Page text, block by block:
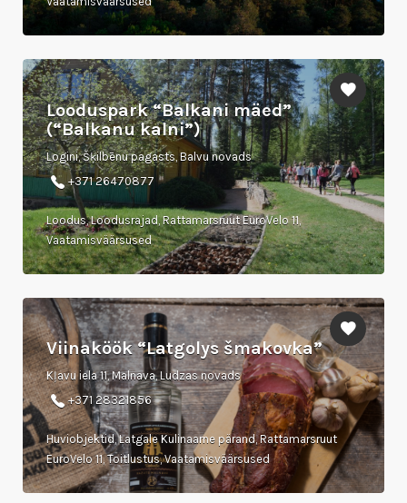
Looduspark “Balkani mäed”
(“Balkanu kalni”)
Logini, Šķilbēnu pagasts, Balvu novads
+371 26470877
Loodus, Loodusrajad, Rattamarsruut EuroVelo 11,
Vaatamisväärsused
Viinaköök “Latgolys šmakovka”
Kļavu iela 11, Malnava, Ludzas novads
+371 28321856
Huviobjektid, Latgale Kulinaarne pärand, Rattamarsruut
EuroVelo 11, Toitlustus, Vaatamisväärsused